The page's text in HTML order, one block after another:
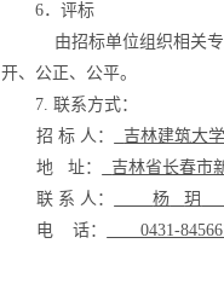
6．评标
由招标单位组织相关
开、公正、公平。
7. 联系方式：
招 标 人：
吉林建筑大
地
址： 吉林省长春市
联 系 人：
杨
玥
电
话： 0431-